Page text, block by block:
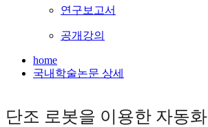
연구보고서
공개강의
home
국내학술논문 상세
단조 로봇을 이용한 자동화